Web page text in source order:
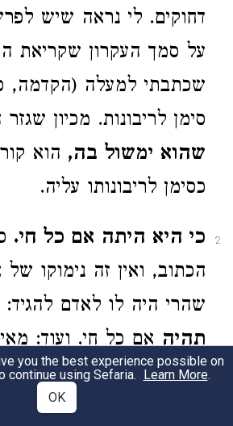
דחוקים. לי נראה שיש
על סמך העקרון שקריאת
סימן לריבונות. מכיון
שהוא ימשול בה, הוא
כסימן לריבונותו עליה.
2 כי היא היתה אם כל חי.
הכתוב, ואין זה נימוקו
שהרי היה לו לאדם להגיד:
תהיהאם כל חי. ועוד:
הראשון שהיא תהיה אם
זה: כיצד אפשר למצוא
you the best experience possible on
continue using Sefaria. Learn More.
OK